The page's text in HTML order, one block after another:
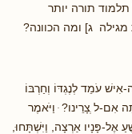
תורה יותר
ג] ומה הכוונה?
אִישׁ עֹמֵד לְנֶגְדּוֹ וְחַרְבּוֹ
אִם-ל ְצָרֵינו? ּ וַיֹּאמֶר
אֶל-פָּנָיו אַרְצָה, וַיִּשְׁתָּחוּ,